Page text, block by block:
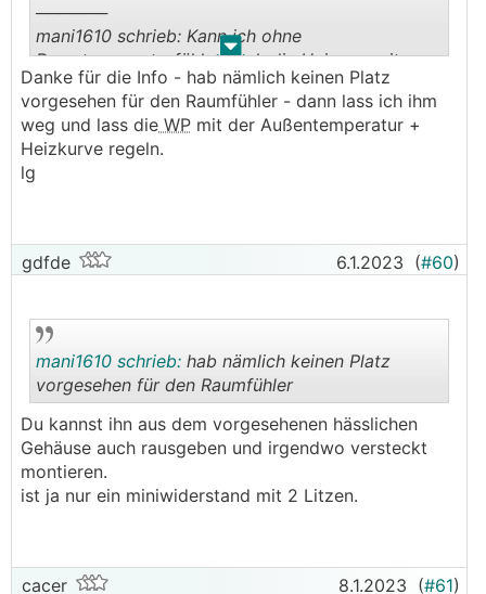
. .
──────
mani1610 schrieb: Kann ich ohne
Raumtemperaturfühler auch die Heizung mit
einer S 1155 PC betreiben
───────────────
ja, natürlich, is eh gescheiter. Der Raumeinfluss
mani1610 schrieb: Wenn ja, stell ich trotzdem an
derWPdie gewünschte Innenraumtemperazur
───────────────
nein
──────
mani1610 schrieb: es wird mittels
Rücklauftemperatur geregelt
───────────────
Ohne Raumtemperaturfühler fährt dieWPden
Danke für die Info - hab nämlich keinen Platz
vorgesehen für den Raumfühler - dann lass ich ihm
weg und lass die WP mit der Außentemperatur +
Heizkurve regeln.
lg
gdfde 6.1.2023 (#60)
..
mani1610 schrieb: hab nämlich keinen Platz
vorgesehen für den Raumfühler
Du kannst ihn aus dem vorgesehenen hässlichen
Gehäuse auch rausgeben und irgendwo versteckt
montieren.
ist ja nur ein miniwiderstand mit 2 Litzen.
cacer 8.1.2023 (#61)